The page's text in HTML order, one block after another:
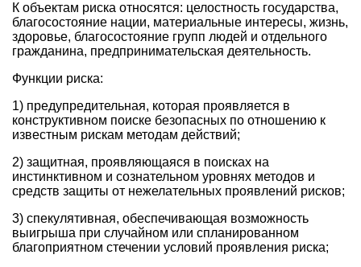
К объектам риска относятся: целостность государства,
благосостояние нации, материальные интересы, жизнь,
здоровье, благосостояние групп людей и отдельного
гражданина, предпринимательская деятельность.
Функции риска:
1) предупредительная, которая проявляется в
конструктивном поиске безопасных по отношению к
известным рискам методам действий;
2) защитная, проявляющаяся в поисках на
инстинктивном и сознательном уровнях методов и
средств защиты от нежелательных проявлений рисков;
3) спекулятивная, обеспечивающая возможность
выигрыша при случайном или спланированном
благоприятном стечении условий проявления риска;